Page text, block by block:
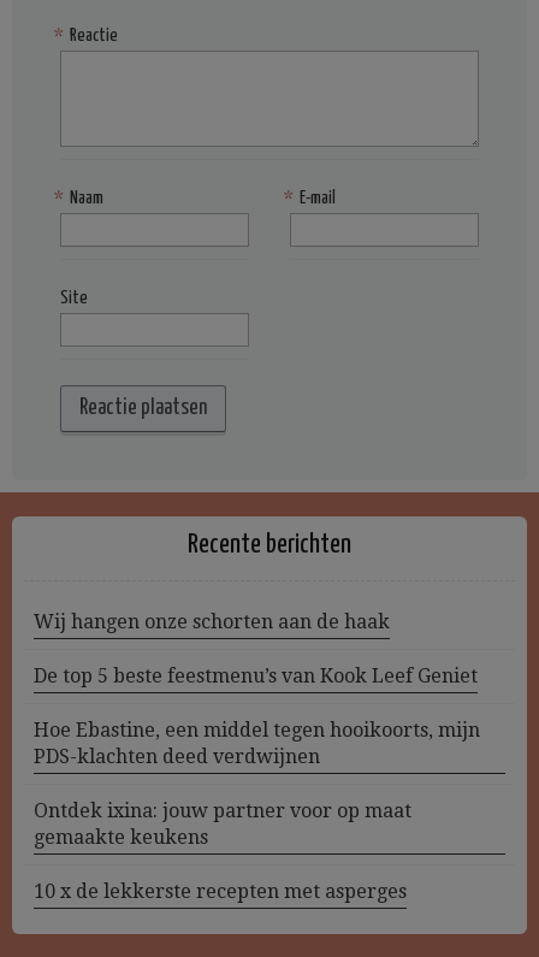
Reactie
*
Naam
* E-mail
*
Site
Recente berichten
Wij hangen onze schorten aan de haak
De top 5 beste feestmenu’s van Kook Leef Geniet
Hoe Ebastine, een middel tegen hooikoorts, mijn
PDS-klachten deed verdwijnen
Ontdek ixina: jouw partner voor op maat
gemaakte keukens
10 x de lekkerste recepten met asperges